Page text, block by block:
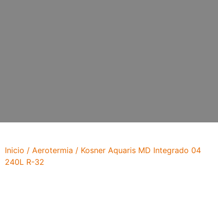
Inicio / Aerotermia / Kosner Aquaris MD Integrado 04
240L R-32